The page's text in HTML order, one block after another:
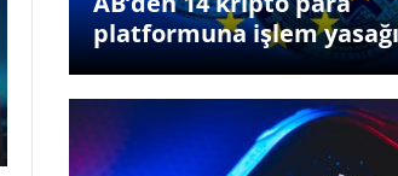
platformuna işlem yasağı